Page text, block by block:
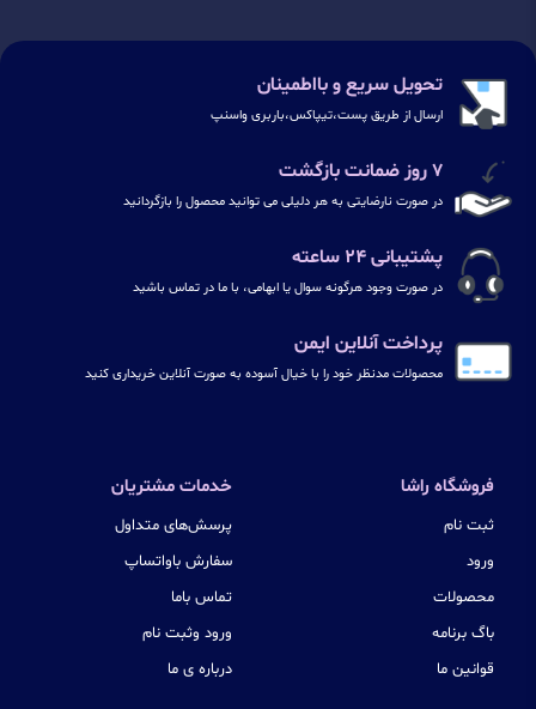
تحویل سریع و بااطمینان
ارسال از طریق پست،تیپاکس،باربری واسنپ
۷ روز ضمانت بازگشت
در صورت نارضایتی به هر دلیلی می توانید محصول را بازگردانید
پشتیبانی ۲۴ ساعته
در صورت وجود هرگونه سوال یا ابهامی، با ما در تماس باشید
پرداخت آنلاین ایمن
محصولات مدنظر خود را با خیال آسوده به صورت آنلاین خریداری کنید
فروشگاه راشا
ثبت نام
ورود
محصولات
باگ برنامه
قوانین ما
خدمات مشتریان
پرسش‌های متداول
سفارش باواتساپ
تماس باما
ورود وثبت نام
درباره ی ما